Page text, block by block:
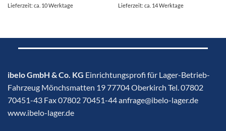
Lieferzeit: ca. 10 Werktage
Lieferzeit: ca. 14 Werktage
ibelo GmbH & Co. KG Einrichtungsprofi für Lager-Betrieb-
Fahrzeug Mönchsmatten 19 77704 Oberkirch Tel. 07802
70451-43 Fax 07802 70451-44 anfrage@ibelo-lager.de
www.ibelo-lager.de